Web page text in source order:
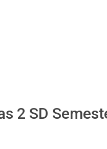
2 SD